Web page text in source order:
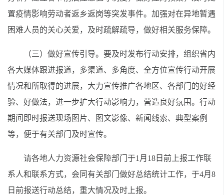
置疫情影响劳动者返乡返岗等突发事件。加强对在异地暂遇
困难人员的关心关爱，及时疏解疏导，做好相关服务保障。
（三）做好宣传引导。要及时发布行动安排，组织省内
各大媒体跟进报道，多渠道、多角度、全方位宣传行动开展
情况和所取得的进展，大力宣传推广各地区、各部门的好经
验、好做法，进一步扩大行动影响力，营造良好氛围。行动
期间即时报送现场图片、图文影像、新闻线索、典型案例
等，便于有关部门及时宣传。
请各地人力资源社会保障部门于1月18日前上报工作联
系人和联系方式，会同有关部门做好总结统计工作，于4月8
日前报送行动总结，重大情况及时上报。